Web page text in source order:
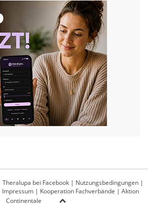
Theralupa bei Facebook | Nutzungsbedingungen |
Impressum| Kooperation Fachverbände | Aktion
Continentale